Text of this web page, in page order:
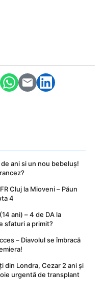
ani si un nou bebeluș!
Cluj la Mioveni – Păun
4
ani) – 4 de DA la
sfaturi a primit?
– Diavolul se îmbracă
din Londra, Cezar 2 ani și
urgentă de transplant